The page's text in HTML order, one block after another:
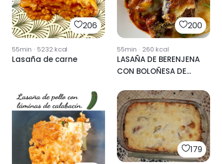
206
55min · 5232kcal
Lasaña de carne
200
55min · 260 kcal
LASAÑA DE BERENJENA
CON BOLOÑESA DE
179